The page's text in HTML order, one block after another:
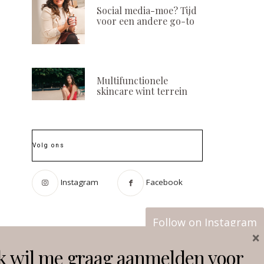
Nieuw! hannah
Stressless Massage
Cosmetica: een
Social media-moe? Tijd
voor een andere go-to
Multifunctionele
skincare wint terrein
Volg ons
Instagram Facebook
Follow on Instagram
wil me graag aanmelden voor
×